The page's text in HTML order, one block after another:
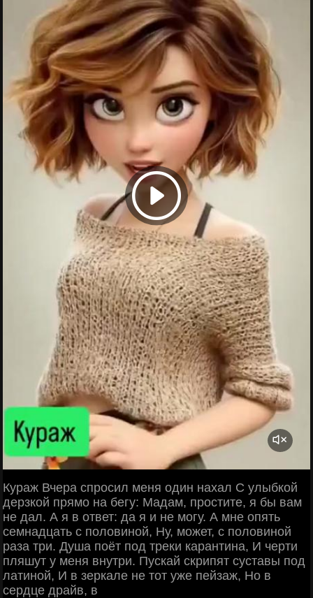
Кураж Вчера спросил меня один нахал С улыбкой
дерзкой прямо на бегу: Мадам, простите, я бы вам
не дал. А я в ответ: да я и не могу. А мне опять
семнадцать с половиной, Ну, может, с половиной
раза три. Душа поёт под треки карантина, И черти
пляшут у меня внутри. Пускай скрипят суставы под
латиной, И в зеркале не тот уже пейзаж, Но в
сердце драйв, в